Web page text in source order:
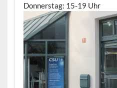
Donnerstag: 15-19 Uhr